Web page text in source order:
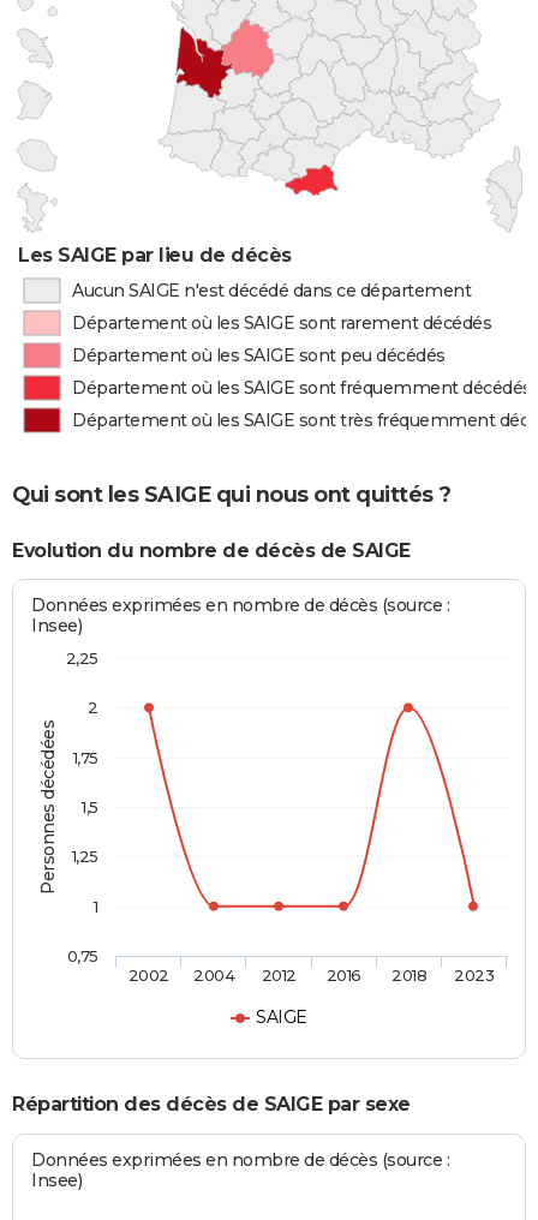
Les SAIGE par lieu de décès
Aucun SAIGE n'est décédé dans ce département
Département où les SAIGE sont rarement décédés
Département où les SAIGE sont peu décédés
Département où les SAIGE sont fréquemment décédés
Département où les SAIGE sont très fréquemment
Qui sont les SAIGE qui nous ont quittés ?
Evolution du nombre de décès de SAIGE
Personnes décédées
Données exprimées en nombre de décès (source :
Insee)
SAIGE
2002 2004 2012 2016 2018 2023
0,75
1
1,25
1,5
1,75
2
2,25
Répartition des décès de SAIGE par sexe
Données exprimées en nombre de décès (source :
Insee)